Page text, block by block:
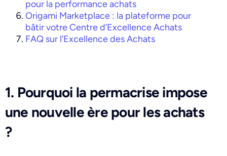
pour la performance achats
Origami Marketplace : la plateforme pour
bâtir votre Centre d’Excellence Achats
FAQ sur l’Excellence des Achats
1. Pourquoi la permacrise impose
une nouvelle ère pour les achats
?